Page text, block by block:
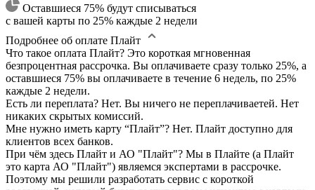
Оставшиеся 75% будут списываться
с вашей карты по 25% каждые 2 недели
Подробнее об оплате Плайт
Что такое оплата Плайт? Это короткая мгновенная
безпроцентная рассрочка. Вы оплачиваете сразу только 25%, а
оставшиеся 75% вы оплачиваете в течение 6 недель, по 25%
каждые 2 недели.
Есть ли переплата? Нет. Вы ничего не переплачиваетей. Нет
никаких скрытых комиссий.
Мне нужно иметь карту “Плайт”? Нет. Плайт доступно для
клиентов всех банков.
При чём здесь Плайт и АО "Плайт"? Мы в Плайте (а Плайт
это карта АО "Плайт") являемся экспертами в рассрочке.
Поэтому мы решили разработать сервис с короткой